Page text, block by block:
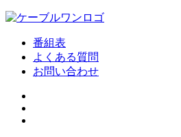
番組表
よくある質問
お問い合わせ